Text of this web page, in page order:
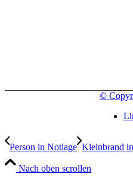
©
Person in Notlage Kleinbrand
Nach oben scrollen